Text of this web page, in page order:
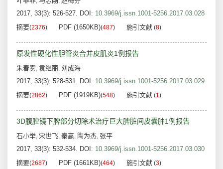
2017, 33(3): 526-527. DOI: 10.3969/j.issn.1001-5256.2017.03.028
摘要(2376) PDF (1650KB)(487) 施引文献 (8)
原发性硬化性胆管炎合并皮肌炎1例报告
朱春雾, 袁继丽, 刘成海
2017, 33(3): 528-531. DOI: 10.3969/j.issn.1001-5256.2017.03.029
摘要(2862) PDF (1919KB)(548) 施引文献 (1)
3D腹腔镜下脾部分切除术治疗巨大脾脏间皮囊肿1例报告
石小举, 宋世飞, 秦赢, 陶为杰, 张平
2017, 33(3): 532-534. DOI: 10.3969/j.issn.1001-5256.2017.03.030
摘要(2687) PDF (1661KB)(464) 施引文献 (3)